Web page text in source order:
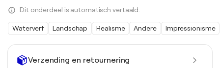
Verzending en retournering
Dit onderdeel is automatisch vertaald.
Waterverf Landschap Realisme Andere Impressionisme